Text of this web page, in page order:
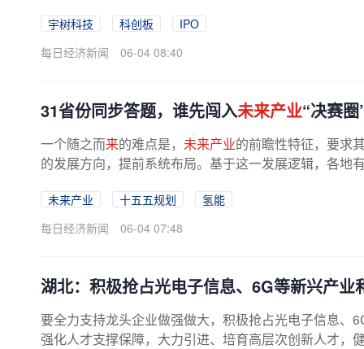
宇树科技 科创板
IPO
每日经济新闻
06-04 08:40
31省份同步答题，谁先闯入未来产业“决赛圈
一个随之而来的难点是， 未来产业的前瞻性特征，要求
的发展方向，提前系统布局。基于这一发展逻辑，各地
未来产业 十五五规划
氢能
每日经济新闻
06-04 07:48
湖北：积极抢占光电子信息、6G等新兴产业
要全力支持龙头企业做强做大，积极抢占光电子信息、
强化人才支撑保障，大力引进、培育高层次创新人才，